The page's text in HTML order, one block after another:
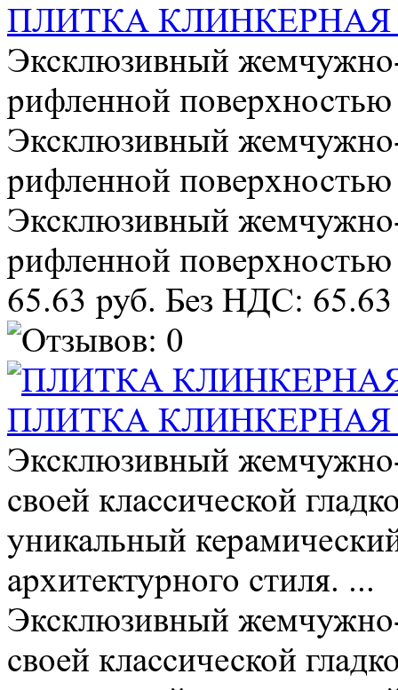
ПЛИТКА КЛИНКЕРНАЯ
Эксклюзивный
рифленной
Эксклюзивный
рифленной
Эксклюзивный
рифленной
65.63 руб. Без НДС: 65.63
ПЛИТКА КЛИНКЕРНАЯ
Эксклюзивный
своей классической
уникальный
архитектурного стиля. ...
Эксклюзивный
своей классической